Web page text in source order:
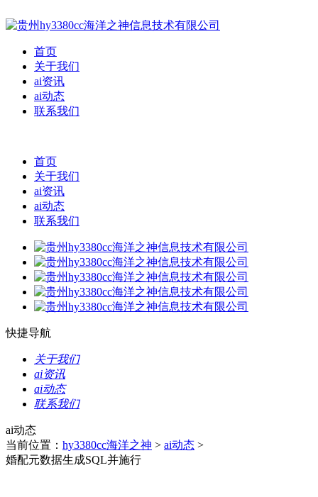
首页
关于我们
ai资讯
ai动态
联系我们
首页
关于我们
ai资讯
ai动态
联系我们
快捷导航
关于我们
ai资讯
ai动态
联系我们
ai动态
当前位置： hy3380cc海洋之神 > ai动态 >
婚配元数据生成SQL并施行